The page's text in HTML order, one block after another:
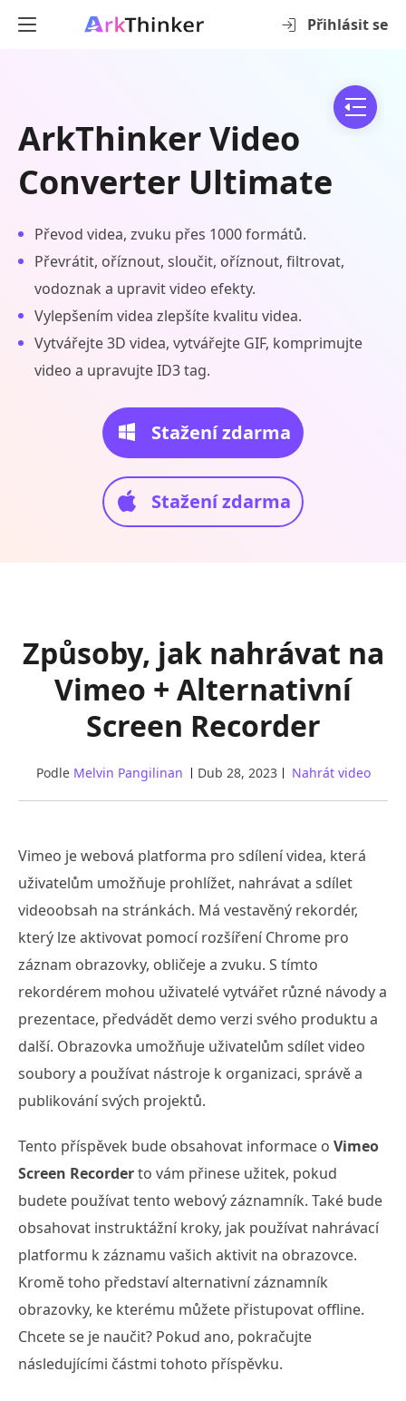
Přihlásit se
ArkThinker Video
Converter Ultimate
Převod videa, zvuku přes 1000 formátů.
Převrátit, oříznout, sloučit, oříznout, filtrovat,
vodoznak a upravit video efekty.
Vylepšením videa zlepšíte kvalitu videa.
Vytvářejte 3D videa, vytvářejte GIF, komprimujte
video a upravujte ID3 tag.
Stažení zdarma
Stažení zdarma
Způsoby, jak nahrávat na
Vimeo + Alternativní
Screen Recorder
Podle Melvin Pangilinan Dub 28, 2023 Nahrát video
Vimeo je webová platforma pro sdílení videa, která
uživatelům umožňuje prohlížet, nahrávat a sdílet
videoobsah na stránkách. Má vestavěný rekordér,
který lze aktivovat pomocí rozšíření Chrome pro
záznam obrazovky, obličeje a zvuku. S tímto
rekordérem mohou uživatelé vytvářet různé návody a
prezentace, předvádět demo verzi svého produktu a
další. Obrazovka umožňuje uživatelům sdílet video
soubory a používat nástroje k organizaci, správě a
publikování svých projektů.
Tento příspěvek bude obsahovat informace o Vimeo
Screen Recorderto vám přinese užitek, pokud
budete používat tento webový záznamník. Také bude
obsahovat instruktážní kroky, jak používat nahrávací
platformu k záznamu vašich aktivit na obrazovce.
Kromě toho představí alternativní záznamník
obrazovky, ke kterému můžete přistupovat offline.
Chcete se je naučit? Pokud ano, pokračujte
následujícími částmi tohoto příspěvku.